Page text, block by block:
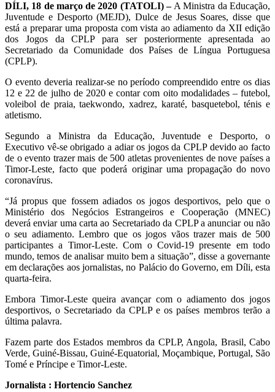
DÍLI, 18 de março de 2020 (TATOLI) – A Ministra da Educação,
Juventude e Desporto (MEJD), Dulce de Jesus Soares, disse que
está a preparar uma proposta com vista ao adiamento da XII edição
dos Jogos da CPLP para ser posteriormente apresentada ao
Secretariado da Comunidade dos Países de Língua Portuguesa
(CPLP).
O evento deveria realizar-se no período compreendido entre os dias
12 e 22 de julho de 2020 e contar com oito modalidades – futebol,
voleibol de praia, taekwondo, xadrez, karaté, basquetebol, ténis e
atletismo.
Segundo a Ministra da Educação, Juventude e Desporto, o
Executivo vê-se obrigado a adiar os jogos da CPLP devido ao facto
de o evento trazer mais de 500 atletas provenientes de nove países a
Timor-Leste, facto que poderá originar uma propagação do novo
coronavírus.
“Já propus que fossem adiados os jogos desportivos, pelo que o
Ministério dos Negócios Estrangeiros e Cooperação (MNEC)
deverá enviar uma carta ao Secretariado da CPLP a anunciar ou não
o seu adiamento. Lembro que os jogos vãos trazer mais de 500
participantes a Timor-Leste. Com o Covid-19 presente em todo
mundo, temos de analisar muito bem a situação”, disse a governante
em declarações aos jornalistas, no Palácio do Governo, em Díli, esta
quarta-feira.
Embora Timor-Leste queira avançar com o adiamento dos jogos
desportivos, o Secretariado da CPLP e os países membros terão a
última palavra.
Fazem parte dos Estados membros da CPLP, Angola, Brasil, Cabo
Verde, Guiné-Bissau, Guiné-Equatorial, Moçambique, Portugal, São
Tomé e Príncipe e Timor-Leste.
Jornalista : Hortencio Sanchez